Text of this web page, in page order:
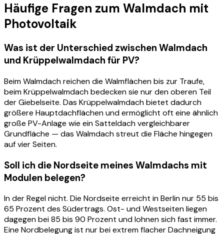
Häufige Fragen zum Walmdach mit
Photovoltaik
Was ist der Unterschied zwischen Walmdach
und Krüppelwalmdach für PV?
Beim Walmdach reichen die Walmflächen bis zur Traufe,
beim Krüppelwalmdach bedecken sie nur den oberen Teil
der Giebelseite. Das Krüppelwalmdach bietet dadurch
größere Hauptdachflächen und ermöglicht oft eine ähnlich
große PV-Anlage wie ein Satteldach vergleichbarer
Grundfläche — das Walmdach streut die Fläche hingegen
auf vier Seiten.
Soll ich die Nordseite meines Walmdachs mit
Modulen belegen?
In der Regel nicht. Die Nordseite erreicht in Berlin nur 55 bis
65 Prozent des Südertrags. Ost- und Westseiten liegen
dagegen bei 85 bis 90 Prozent und lohnen sich fast immer.
Eine Nordbelegung ist nur bei extrem flacher Dachneigung